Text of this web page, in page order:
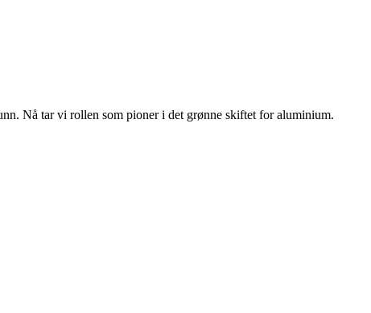
Nå tar vi rollen som pioner i det grønne skiftet for aluminium.